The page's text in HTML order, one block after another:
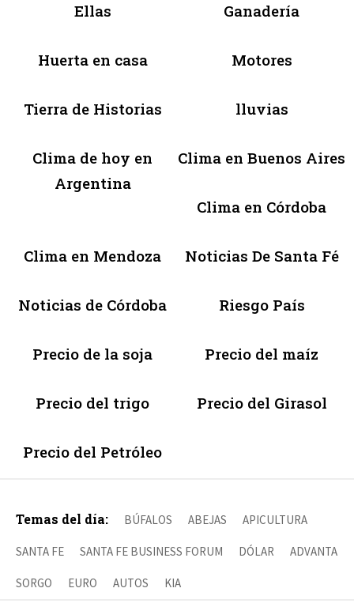
Ellas Ganadería
Huerta en casa Motores
Tierra de Historias lluvias
Clima de hoy en
Argentina
Clima en Buenos Aires
Clima en Córdoba
Clima en Mendoza Noticias De Santa Fé
Noticias de Córdoba Riesgo País
Precio de la soja Precio del maíz
Precio del trigo Precio del Girasol
Precio del Petróleo
Temas del día: BÚFALOS ABEJAS APICULTURA
SANTA FE SANTA FE BUSINESS FORUM DÓLAR ADVANTA
SORGO EURO AUTOS KIA